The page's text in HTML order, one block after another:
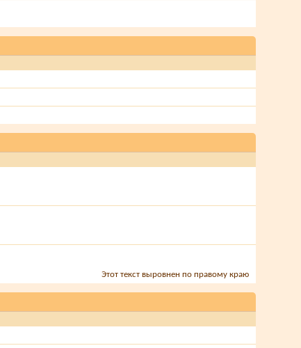
Этот текст выровнен по правому краю